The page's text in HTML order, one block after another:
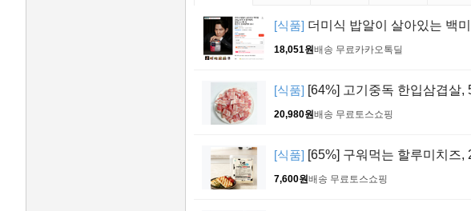
[식품] 더미식 밥알이 살아있는 백
18,051원배송 무료카카오톡딜
[식품] [64%] 고기중독 한입삼겹살,
20,980원배송 무료토스쇼핑
[식품] [65%] 구워먹는 할루미치즈,
7,600원배송 무료토스쇼핑